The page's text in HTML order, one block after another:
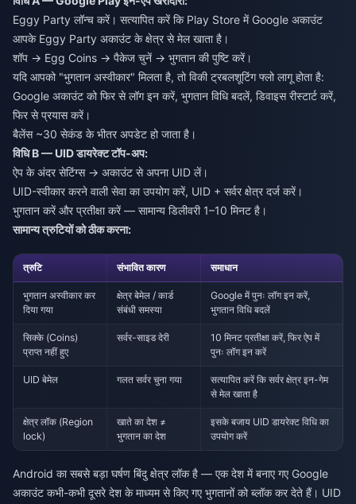
Eggy Party लॉन्च करें। सत्यापित करें कि Play Store में Google अकाउंट
आपके Eggy Party अकाउंट के क्षेत्र से मेल खाता है।
शॉप → Egg Coins → पैकेज चुनें → भुगतान की पुष्टि करें।
यदि आपको "भुगतान अस्वीकार" मिलता है, तो विकी ट्रबलशूटिंग फ्लो लागू होता है:
Google अकाउंट को फिर से लॉग इन करें, भुगतान विधि बदलें, डिवाइस रीस्टार्ट करें,
फिर से प्रयास करें।
बैलेंस ~30 सेकंड के भीतर अपडेट हो जाता है।
विधि B — UID डायरेक्ट टॉप-अप:
ऐप के अंदर सेटिंग्स → अकाउंट से अपना UID लें।
UID-स्वीकार करने वाली सेवा का उपयोग करें, UID + सर्वर क्षेत्र दर्ज करें।
भुगतान करें और प्रतीक्षा करें — सामान्य डिलीवरी 1–10 मिनट है।
सामान्य त्रुटियों को ठीक करना:
त्रुटि संभावित कारण समाधान
भुगतान अस्वीकार कर
दिया गया
क्षेत्र बेमेल / कार्ड
संबंधी समस्या
Google में पुनः लॉग इन करें,
भुगतान विधि बदलें
सिक्के (Coins)
प्राप्त नहीं हुए
सर्वर-साइड देरी
10 मिनट प्रतीक्षा करें, फिर ऐप में
पुनः लॉग इन करें
UID बेमेल गलत सर्वर चुना गया
सत्यापित करें कि सर्वर क्षेत्र इन-गेम
से मेल खाता है
क्षेत्र लॉक (Region
lock)
खाते का देश ≠
भुगतान का देश
इसके बजाय UID डायरेक्ट विधि का
उपयोग करें
Android का सबसे बड़ा घर्षण बिंदु क्षेत्र लॉक है — एक देश में बनाए गए Google
अकाउंट कभी-कभी दूसरे देश के माध्यम से किए गए भुगतानों को ब्लॉक कर देते हैं। UID